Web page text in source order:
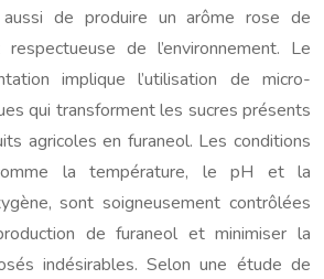
de produire un arôme rose de
de l’environnement. Le
implique l’utilisation de micro-
qui transforment les sucres présents
agricoles en furaneol. Les conditions
la température, le pH et la
sont soigneusement contrôlées
de furaneol et minimiser la
indésirables. Selon une étude de